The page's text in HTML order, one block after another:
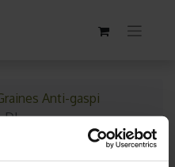
Anti-gaspi
DL